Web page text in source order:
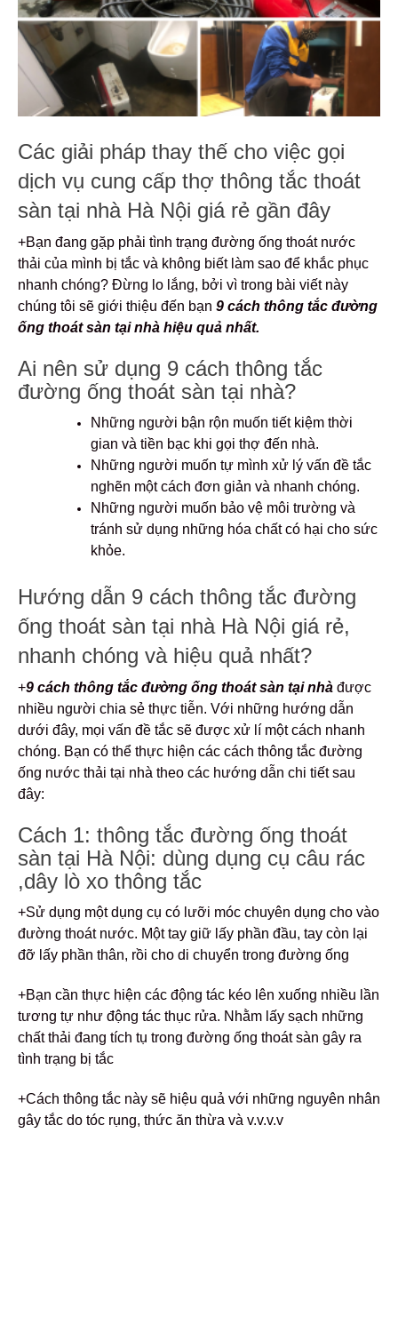
Các giải pháp thay thế cho việc gọi
dịch vụ cung cấp thợ thông tắc thoát
sàn tại nhà Hà Nội giá rẻ gần đây
+Bạn đang gặp phải tình trạng đường ống thoát nước
thải của mình bị tắc và không biết làm sao để khắc phục
nhanh chóng? Đừng lo lắng, bởi vì trong bài viết này
chúng tôi sẽ giới thiệu đến bạn 9 cách thông tắc đường
ống thoát sàn tại nhà hiệu quả nhất.
Ai nên sử dụng 9 cách thông tắc
đường ống thoát sàn tại nhà?
Những người bận rộn muốn tiết kiệm thời
gian và tiền bạc khi gọi thợ đến nhà.
Những người muốn tự mình xử lý vấn đề tắc
nghẽn một cách đơn giản và nhanh chóng.
Những người muốn bảo vệ môi trường và
tránh sử dụng những hóa chất có hại cho sức
khỏe.
Hướng dẫn 9 cách thông tắc đường
ống thoát sàn tại nhà Hà Nội giá rẻ,
nhanh chóng và hiệu quả nhất?
+9 cách thông tắc đường ống thoát sàn tại nhà được
nhiều người chia sẻ thực tiễn. Với những hướng dẫn
dưới đây, mọi vấn đề tắc sẽ được xử lí một cách nhanh
chóng. Bạn có thể thực hiện các cách thông tắc đường
ống nước thải tại nhà theo các hướng dẫn chi tiết sau
đây:
Cách 1: thông tắc đường ống thoát
sàn tại Hà Nội: dùng dụng cụ câu rác
,dây lò xo thông tắc
+Sử dụng một dụng cụ có lưỡi móc chuyên dụng cho vào
đường thoát nước. Một tay giữ lấy phần đầu, tay còn lại
đỡ lấy phần thân, rồi cho di chuyển trong đường ống
+Bạn cần thực hiện các động tác kéo lên xuống nhiều lần
tương tự như động tác thục rửa. Nhằm lấy sạch những
chất thải đang tích tụ trong đường ống thoát sàn gây ra
tình trạng bị tắc
+Cách thông tắc này sẽ hiệu quả với những nguyên nhân
gây tắc do tóc rụng, thức ăn thừa và v.v.v.v